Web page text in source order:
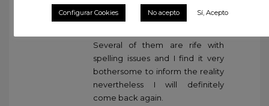
naturally like your web site
however you have to test the
Several of them are rife with
spelling issues and I find it very
bothersome to inform the reality
nevertheless I will definitely
come back again.
Configurar Cookies No acepto Sí, Acepto